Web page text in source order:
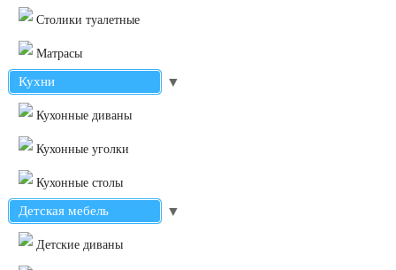
Столики туалетные
Матрасы
Кухни ▼
Кухонные диваны
Кухонные уголки
Кухонные столы
Детская мебель ▼
Детские диваны